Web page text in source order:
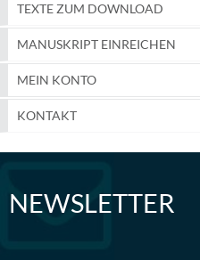
TEXTE ZUM DOWNLOAD
MANUSKRIPT EINREICHEN
MEIN KONTO
KONTAKT
NEWSLETTER